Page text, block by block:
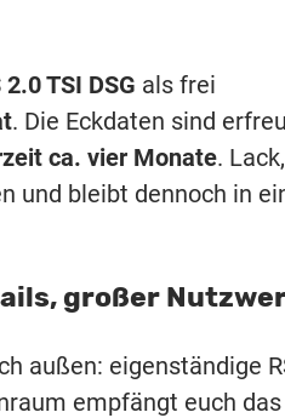
TSI DSG als frei
. Die Eckdaten sind
ca. vier Monate. Lack,
und bleibt dennoch in
großer
außen: eigenständige
empfängt euch das